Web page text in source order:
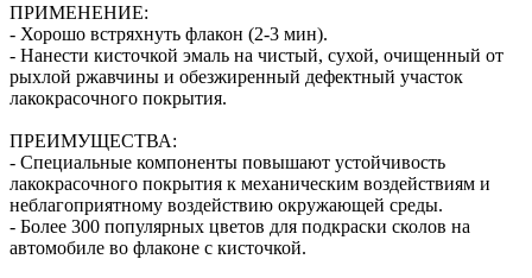
ПРИМЕНЕНИЕ:
- Хорошо встряхнуть флакон (2‑3 мин).
- Нанести кисточкой эмаль на чистый, сухой, очищенный от
рыхлой ржавчины и обезжиренный дефектный участок
лакокрасочного покрытия.
ПРЕИМУЩЕСТВА:
- Специальные компоненты повышают устойчивость
лакокрасочного покрытия к механическим воздействиям и
неблагоприятному воздействию окружающей среды.
- Более 300 популярных цветов для подкраски сколов на
автомобиле во флаконе с кисточкой.